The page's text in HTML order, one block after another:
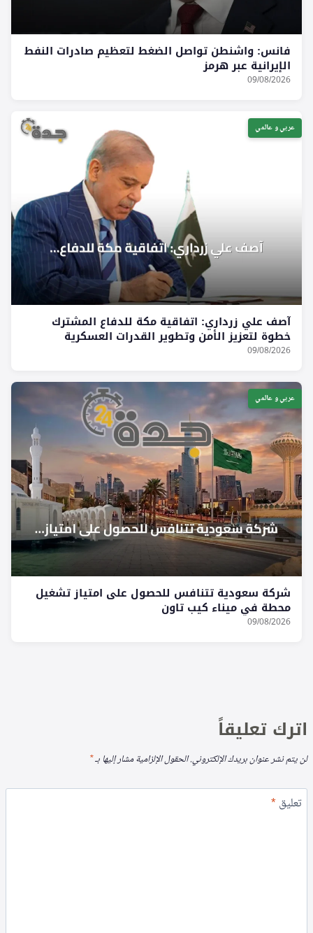
فانس: واشنطن تواصل الضغط لتعظيم صادرات النفط
الإيرانية عبر هرمز
09/08/2026
عربي و عالمي
آصف علي زرداري: اتفاقية مكة للدفاع المشترك
خطوة لتعزيز الأمن وتطوير القدرات العسكرية
09/08/2026
عربي و عالمي
شركة سعودية تتنافس للحصول على امتياز تشغيل
محطة في ميناء كيب تاون
09/08/2026
اترك تعليقاً
لن يتم نشر عنوان بريدك الإلكتروني.الحقول الإلزامية مشار إليها بـ*
تعليق*